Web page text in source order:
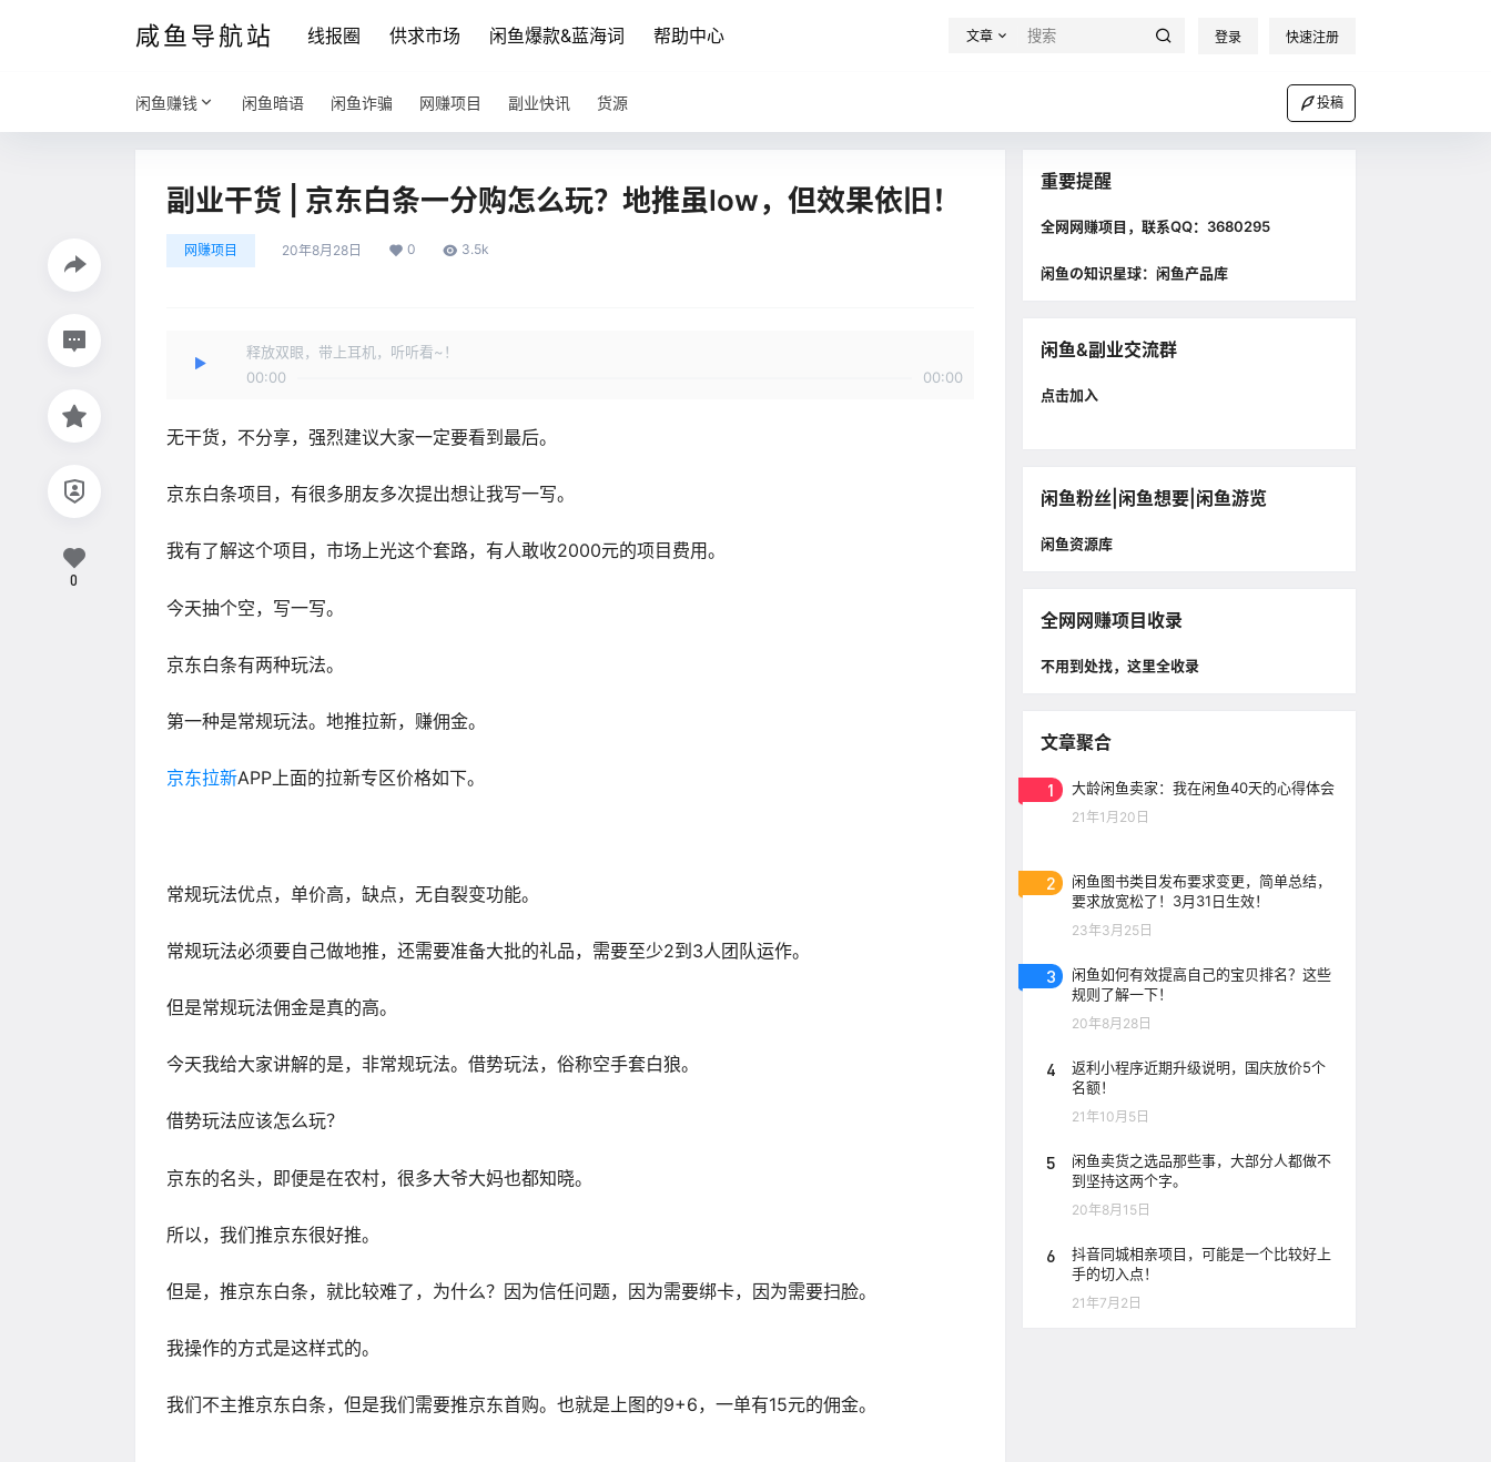
咸鱼导航站 线报圈 供求市场 闲鱼爆款&蓝海词 帮助中心 文章 登录 快速注册
闲鱼赚钱 闲鱼暗语 闲鱼诈骗 网赚项目 副业快讯 货源 投稿
副业干货 | 京东白条一分购怎么玩？地推虽low，但效果依旧！
网赚项目 20年8月28日 0 3.5k
释放双眼，带上耳机，听听看~！
00:00
00:00
无干货，不分享，强烈建议大家一定要看到最后。
京东白条项目，有很多朋友多次提出想让我写一写。
我有了解这个项目，市场上光这个套路，有人敢收2000元的项目费用。
今天抽个空，写一写。
京东白条有两种玩法。
第一种是常规玩法。地推拉新，赚佣金。
京东拉新APP上面的拉新专区价格如下。
常规玩法优点，单价高，缺点，无自裂变功能。
常规玩法必须要自己做地推，还需要准备大批的礼品，需要至少2到3人团队运作。
但是常规玩法佣金是真的高。
今天我给大家讲解的是，非常规玩法。借势玩法，俗称空手套白狼。
借势玩法应该怎么玩？
京东的名头，即便是在农村，很多大爷大妈也都知晓。
所以，我们推京东很好推。
但是，推京东白条，就比较难了，为什么？因为信任问题，因为需要绑卡，因为需要扫脸。
我操作的方式是这样式的。
我们不主推京东白条，但是我们需要推京东首购。也就是上图的9+6，一单有15元的佣金。
0
重要提醒
全网网赚项目，联系QQ：3680295
闲鱼の知识星球：闲鱼产品库
闲鱼&副业交流群
点击加入
闲鱼粉丝|闲鱼想要|闲鱼游览
闲鱼资源库
全网网赚项目收录
不用到处找，这里全收录
文章聚合
1 大龄闲鱼卖家：我在闲鱼40天的心得体会
21年1月20日
2
闲鱼图书类目发布要求变更，简单总结，
要求放宽松了！3月31日生效！
23年3月25日
3
闲鱼如何有效提高自己的宝贝排名？这些
规则了解一下！
20年8月28日
4
返利小程序近期升级说明，国庆放价5个
名额！
21年10月5日
5
闲鱼卖货之选品那些事，大部分人都做不
到坚持这两个字。
20年8月15日
6
抖音同城相亲项目，可能是一个比较好上
手的切入点！
21年7月2日